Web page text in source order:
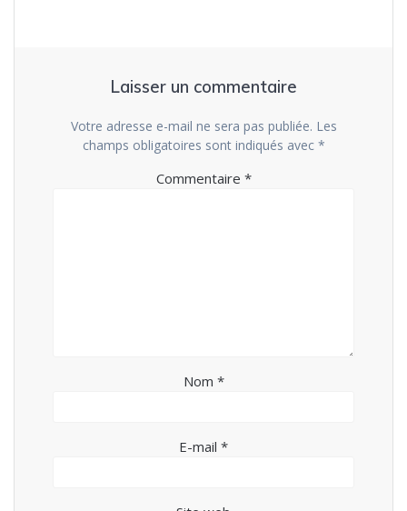
Laisser un commentaire
Votre adresse e-mail ne sera pas publiée. Les
champs obligatoires sont indiqués avec *
Commentaire *
Nom *
E-mail *